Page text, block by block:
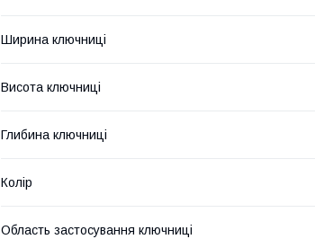
Ширина ключниці
Висота ключниці
Глибина ключниці
Колір
Область застосування ключниці